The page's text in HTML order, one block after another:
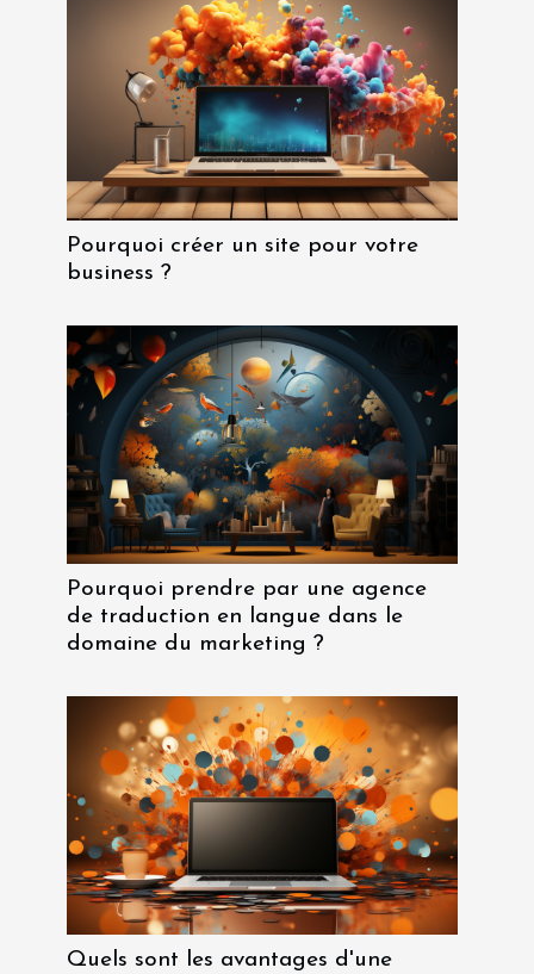
Pourquoi créer un site pour votre
business ?
Pourquoi prendre par une agence
de traduction en langue dans le
domaine du marketing ?
Quels sont les avantages d'une